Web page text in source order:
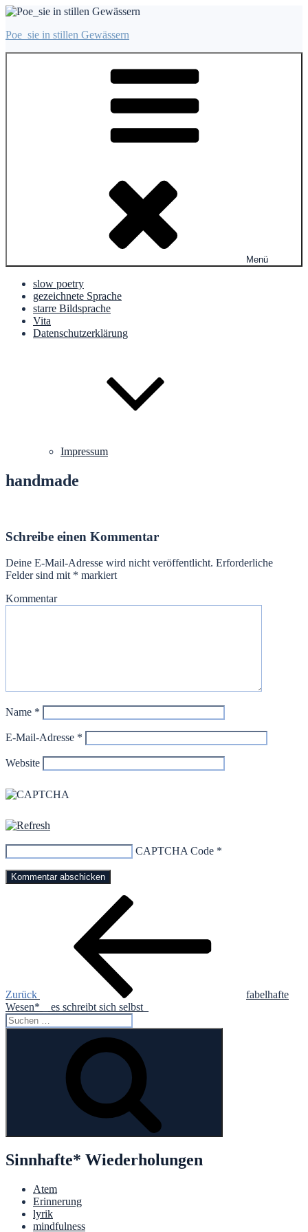
Zum
springen
Poe_sie in stillen Gewässern
Menü
slow poetry
gezeichnete Sprache
starre Bildsprache
Vita
Datenschutzerklärung
Impressum
handmade
Schreibe einen Kommentar
Deine E-Mail-Adresse wird nicht veröffentlicht. Erforderliche
Felder sind mit * markiert
Kommentar
Name *
E-Mail-Adresse *
Website
CAPTCHA Code *
Beitragsnavigation
Zurück
fabelhafte
Wesen* _ es schreibt sich selbst_
Suche
nach:
Sinnhafte* Wiederholungen
Atem
Erinnerung
lyrik
mindfulness